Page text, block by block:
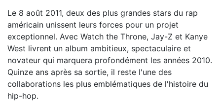
Le 8 août 2011, deux des plus grandes stars du rap
américain unissent leurs forces pour un projet
exceptionnel. Avec Watch the Throne, Jay-Z et Kanye
West livrent un album ambitieux, spectaculaire et
novateur qui marquera profondément les années 2010.
Quinze ans après sa sortie, il reste l'une des
collaborations les plus emblématiques de l'histoire du
hip-hop.